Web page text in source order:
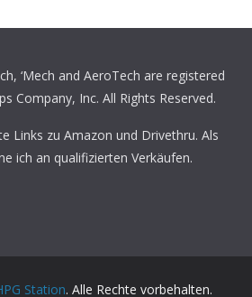
‘Mech and AeroTech are registered
Company, Inc. All Rights Reserved.
Links zu Amazon und Drivethru. Als
ich an qualifizierten Verkäufen.
Station. Alle Rechte vorbehalten.